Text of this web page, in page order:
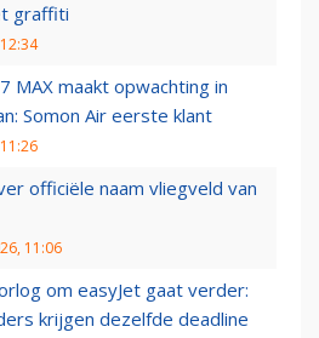
graffiti
MAX maakt opwachting in
Somon Air eerste klant
officiële naam vliegveld van
11:06
om easyJet gaat verder:
krijgen dezelfde deadline